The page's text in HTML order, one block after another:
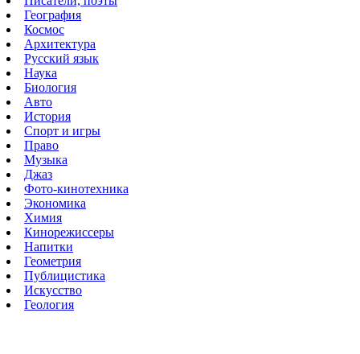
География
Космос
Архитектура
Русский язык
Наука
Биология
Авто
История
Спорт и игры
Право
Музыка
Джаз
Фото-кинотехника
Экономика
Химия
Кинорежиссеры
Напитки
Геометрия
Публицистика
Искусство
Геология